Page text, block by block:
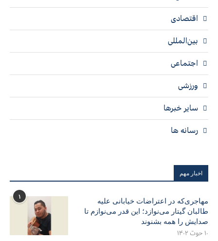
اقتصادی
بین‌المللی
اجتماعی
ورزشی
سایر خبرها
رسانه ها
اخبار مهم
۱
مهاجری‌که در اعتراضات خیابانی علیه
طالبان گیتار می‌نوازد؛ این قدر می‌نوازم تا
صدایش را همه بشنوند
۱۰ حوت ۱۴۰۲